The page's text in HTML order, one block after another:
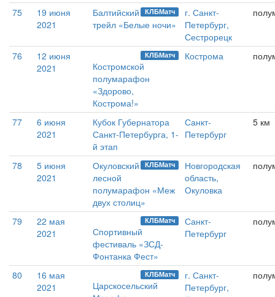
75
19 июня
2021
КЛБМатч
Балтийский
трейл «Белые ночи»
г. Санкт-
Петербург,
Сестрорецк
76
12 июня
2021
КЛБМатч
Костромской
полумарафон
«Здорово,
Кострома!»
Кострома
77
6 июня
2021
Кубок Губернатора
Санкт-Петербурга, 1-
й этап
Санкт-
Петербург
5 км
78
5 июня
2021
КЛБМатч
Окуловский
лесной
полумарафон «Меж
двух столиц»
Новгородская
область,
Окуловка
79
22 мая
2021
КЛБМатч
Спортивный
фестиваль «ЗСД-
Фонтанка Фест»
Санкт-
Петербург
80
16 мая
2021
КЛБМатч
Царскосельский
г. Санкт-
Петербург,